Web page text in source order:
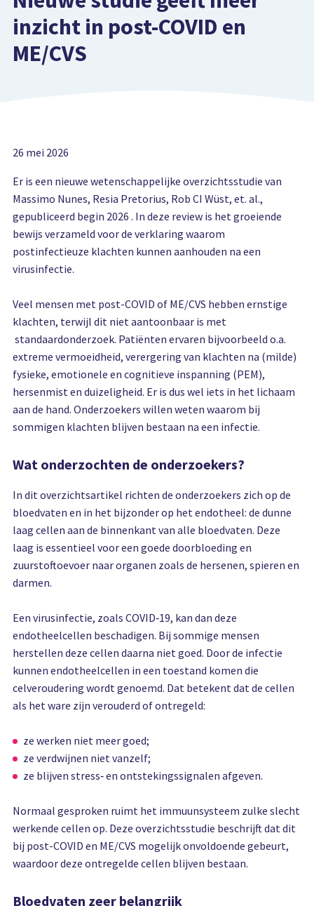
inzicht in post-COVID en
ME/CVS
26 mei 2026
Er is een nieuwe wetenschappelijke overzichtsstudie van
Massimo Nunes, Resia Pretorius, Rob CI Wüst, et. al.,
gepubliceerd begin 2026 . In deze review is het groeiende
bewijs verzameld voor de verklaring waarom
postinfectieuze klachten kunnen aanhouden na een
virusinfectie.
Veel mensen met post-COVID of ME/CVS hebben ernstige
klachten, terwijl dit niet aantoonbaar is met
standaardonderzoek. Patiënten ervaren bijvoorbeeld o.a.
extreme vermoeidheid, verergering van klachten na (milde)
fysieke, emotionele en cognitieve inspanning (PEM),
hersenmist en duizeligheid. Er is dus wel iets in het lichaam
aan de hand. Onderzoekers willen weten waarom bij
sommigen klachten blijven bestaan na een infectie.
Wat onderzochten de onderzoekers?
In dit overzichtsartikel richten de onderzoekers zich op de
bloedvaten en in het bijzonder op het endotheel: de dunne
laag cellen aan de binnenkant van alle bloedvaten. Deze
laag is essentieel voor een goede doorbloeding en
zuurstoftoevoer naar organen zoals de hersenen, spieren en
darmen.
Een virusinfectie, zoals COVID‑19, kan dan deze
endotheelcellen beschadigen. Bij sommige mensen
herstellen deze cellen daarna niet goed. Door de infectie
kunnen endotheelcellen in een toestand komen die
celveroudering wordt genoemd. Dat betekent dat de cellen
als het ware zijn verouderd of ontregeld:
ze werken niet meer goed;
ze verdwijnen niet vanzelf;
ze blijven stress‑ en ontstekingssignalen afgeven.
Normaal gesproken ruimt het immuunsysteem zulke slecht
werkende cellen op. Deze overzichtsstudie beschrijft dat dit
bij post-COVID en ME/CVS mogelijk onvoldoende gebeurt,
waardoor deze ontregelde cellen blijven bestaan.
Bloedvaten zeer belangrijk